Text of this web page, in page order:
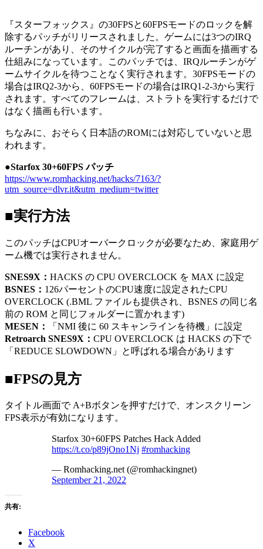
『スターフォックス』の30FPSと60FPSモードのロックを解
除するパッチがリリースされました。ゲームには3つのIRQ
ルーチンがあり、そのサイクルが完了すると画面を描画する
仕組みになっています。このパッチでは、IRQルーチンがゲ
ームサイクルを待つことなく実行されます。30FPSモードの
場合はIRQ2-3から、60FPSモードの場合はIRQ1-2-3から実行
されます。すべてのフレームは、ストラトを実行するだけで
はなく描画も行います。
ちなみに、おそらく日本語のROMには対応していないと思
われます。
●Starfox 30+60FPS パッチ
https://www.romhacking.net/hacks/7163/?
utm_source=dlvr.it&utm_medium=twitter
■実行方法
このパッチはCPUオーバークロックが必要なため、家庭用ゲ
ーム機では実行されません。
SNES9X： HACKS の CPU OVERCLOCK を MAX に設定
BSNES： 126パーセントのCPU速度に設定されたCPU
OVERCLOCK (.BML ファイルも提供され、BSNES の同じ名
前の ROM と同じフォルダーに置かれます)
MESEN：
「NMI 後に 60 スキャンラインを待機」に設定
Retroarch SNES9X： CPU OVERCLOCK は HACKS の下で
「REDUCE SLOWDOWN」と呼ばれる場合があります
■FPSの見方
タイトル画面で A+Bボタンを押すだけで、オンスクリーン
FPS表示が有効になります。
Starfox 30+60FPS Patches Hack Added
https://t.co/p89jOno1Nj #romhacking
— Romhacking.net (@romhackingnet)
September 21, 2022
共有:
Facebook
X